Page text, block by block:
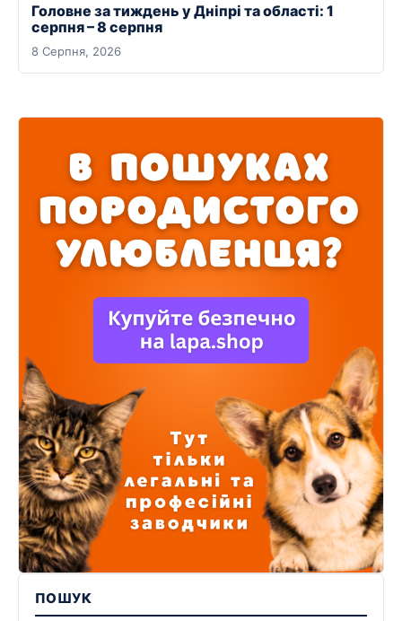
Головне за тиждень у Дніпрі та області: 1
серпня – 8 серпня
8 Серпня, 2026
ПОШУК